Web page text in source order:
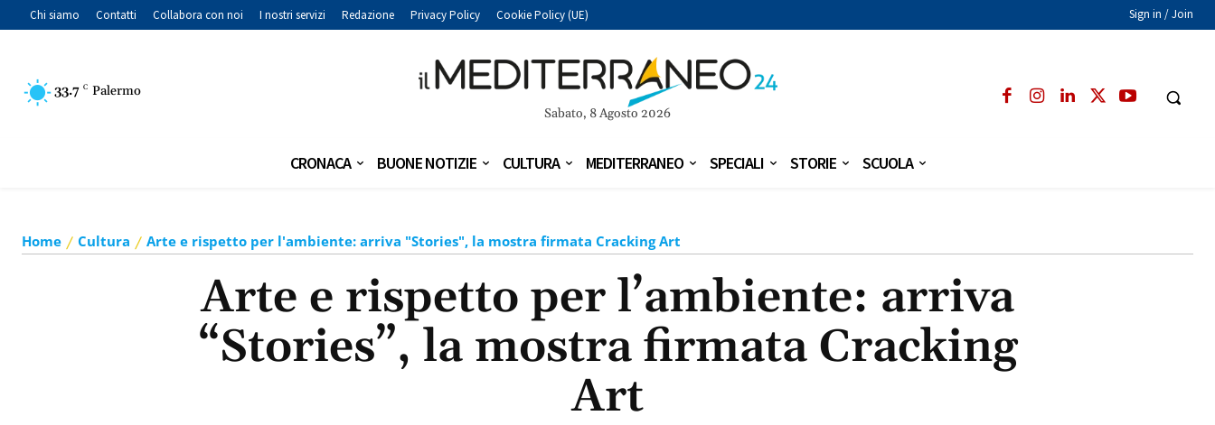
Chi siamo Contatti Collabora con noi I nostri servizi Redazione Privacy Policy Cookie Policy (UE) Sign in / Join
33.7 C Palermo
Sabato, 8 Agosto 2026
CRONACA BUONE NOTIZIE CULTURA MEDITERRANEO SPECIALI STORIE SCUOLA
Home Cultura Arte e rispetto per l'ambiente: arriva "Stories", la mostra firmata Cracking Art
Arte e rispetto per l’ambiente: arriva
“Stories”, la mostra firmata Cracking
Art